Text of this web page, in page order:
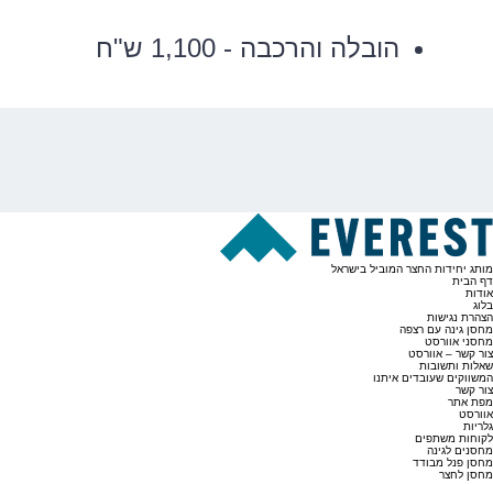
הובלה והרכבה - 1,100 ש"ח
מותג יחידות החצר המוביל בישראל
דף הבית
אודות
בלוג
הצהרת נגישות
מחסן גינה עם רצפה
מחסני אוורסט
צור קשר – אוורסט
שאלות ותשובות
המשווקים שעובדים איתנו
צור קשר
מפת אתר
אוורסט
גלריות
לקוחות משתפים
מחסנים לגינה
מחסן פנל מבודד
מחסן לחצר